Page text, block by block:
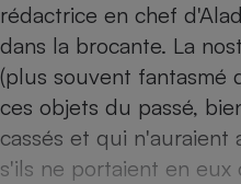
rédactrice en chef
dans la brocante. La
(plus souvent fantasmé
ces objets du passé,
cassés et qui n'auraient
s'ils ne portaient en